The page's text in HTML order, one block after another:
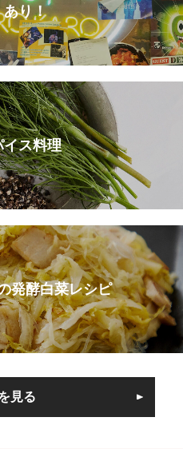
あり！
イス料理
発酵白菜レシピ
見る